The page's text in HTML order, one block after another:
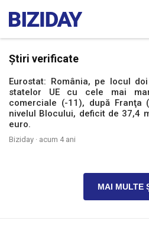
Știri verificate
Eurostat: România, pe locul
statelor UE cu cele mai
comerciale (-11), după Franţa
nivelul Blocului, deficit de 37,4
euro.
Biziday · acum 4 ani
MAI MULTE